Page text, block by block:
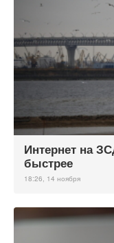
Интернет на
быстрее
18:26, 14 ноября